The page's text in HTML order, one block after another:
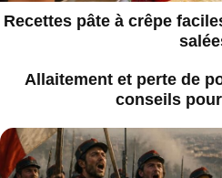
Recettes pâte à crêpe
Allaitement et perte de
conseils